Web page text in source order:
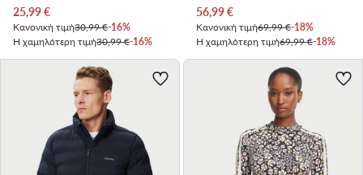
Τρέχουσα τιμή
25,99€
Κανονική τιμή30,99 €-16%
Η χαμηλότερη τιμή30,99 €-16%
Τρέχουσα τιμή
56,99€
Κανονική τιμή69,99 €-18%
Η χαμηλότερη τιμή69,99 €-18%